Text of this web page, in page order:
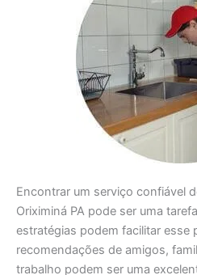
Encontrar um serviço confiável
Oriximiná PA pode ser uma
estratégias podem facilitar esse
recomendações de amigos,
trabalho podem ser uma